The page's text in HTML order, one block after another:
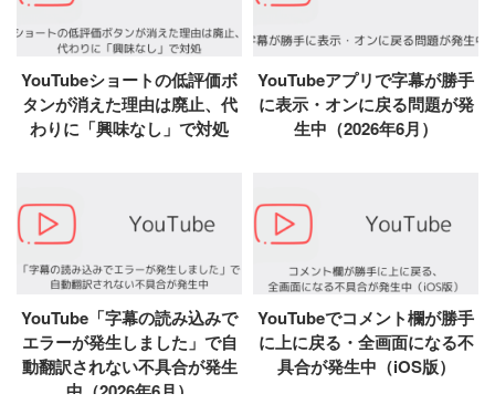
YouTubeショートの低評価ボ
タンが消えた理由は廃止、代
わりに「興味なし」で対処
YouTubeアプリで字幕が勝手
に表示・オンに戻る問題が発
生中（2026年6月）
YouTube「字幕の読み込みで
エラーが発生しました」で自
動翻訳されない不具合が発生
中（2026年6月）
YouTubeでコメント欄が勝手
に上に戻る・全画面になる不
具合が発生中（iOS版）